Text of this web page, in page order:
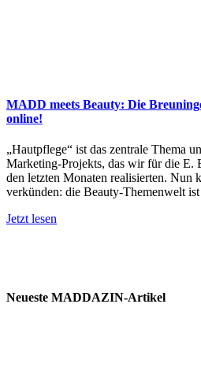
MADD meets Beauty: Die
online!
„Hautpflege“ ist das zentrale Thema
Marketing-Projekts, das wir für die E.
den letzten Monaten realisierten. Nun
verkünden: die Beauty-Themenwelt
Jetzt lesen
Neueste MADDAZIN-Artikel